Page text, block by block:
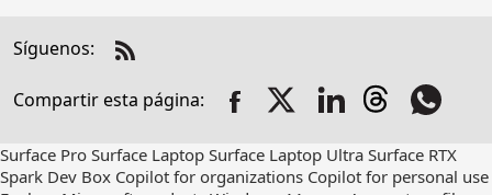
Estados Unidos necesita un suministro de
sangre sostenible. La realidad mixta puede
atraer a una nueva generación de donantes
Construir una computadora que resuelve
problemas prácticos a la velocidad de la luz
Síguenos:
Check
out
RSS
Compartir esta página:
Surface Pro Surface Laptop Surface Laptop Ultra Surface RTX
Spark Dev Box Copilot for organizations Copilot for personal use